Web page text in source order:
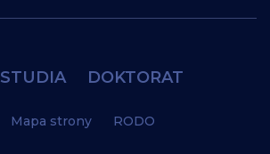
STUDIA DOKTORAT
Mapa strony RODO